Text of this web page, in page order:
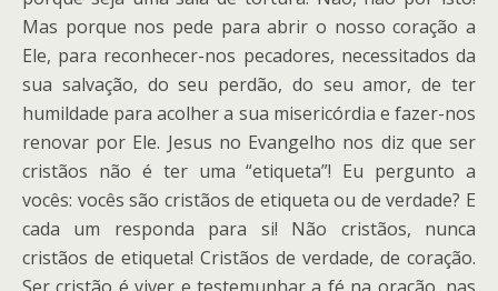
Mas porque nos pede para abrir o nosso coração a
Ele, para reconhecer-nos pecadores, necessitados da
sua salvação, do seu perdão, do seu amor, de ter
humildade para acolher a sua misericórdia e fazer-nos
renovar por Ele. Jesus no Evangelho nos diz que ser
cristãos não é ter uma “etiqueta”! Eu pergunto a
vocês: vocês são cristãos de etiqueta ou de verdade? E
cada um responda para si! Não cristãos, nunca
cristãos de etiqueta! Cristãos de verdade, de coração.